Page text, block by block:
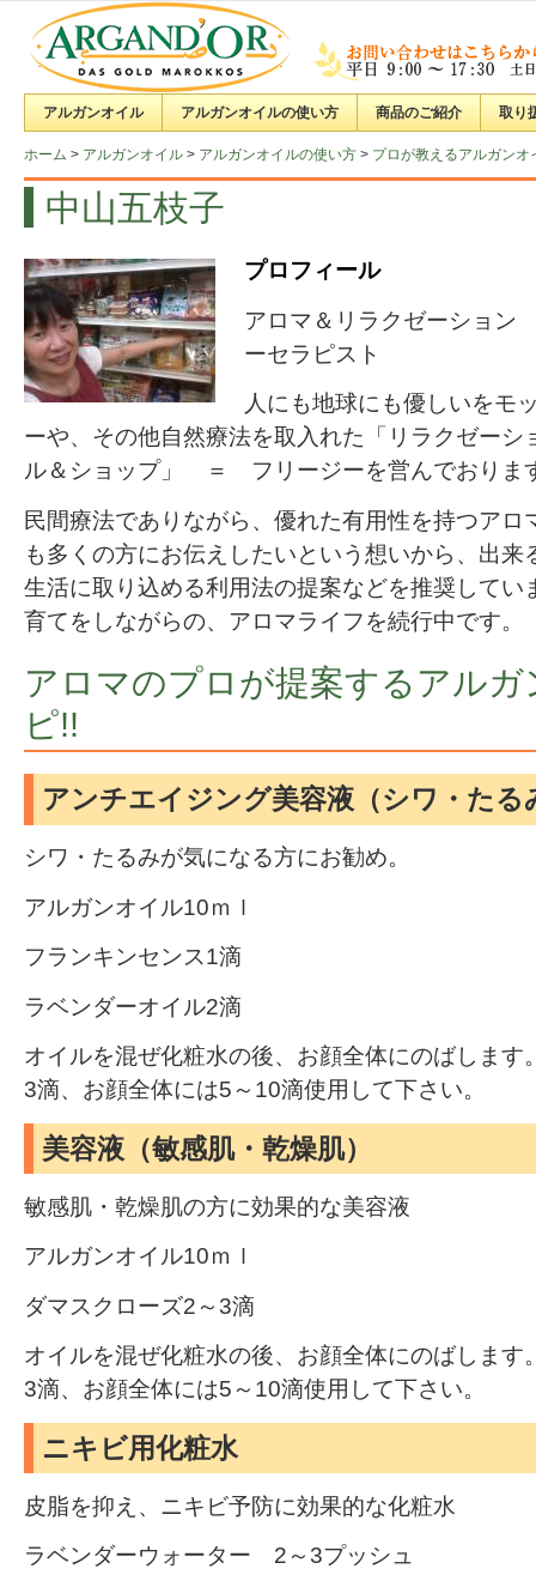
アルガンオイル アルガンオイルの使い方 商品のご紹介 取り
ホーム > アルガンオイル > アルガンオイルの使い方 > プロが教えるアルガンオ
中山五枝子
プロフィール
アロマ＆リラクゼーショ
ーセラピスト
人にも地球にも優しいをモ
ーや、その他自然療法を取入れた「リラクゼーシ
ル＆ショップ」 ＝ フリージーを営んでおりま
民間療法でありながら、優れた有用性を持つアロ
も多くの方にお伝えしたいという想いから、出来
生活に取り込める利用法の提案などを推奨してい
育てをしながらの、アロマライフを続行中です。
アロマのプロが提案するアル
ピ!!
アンチエイジング美容液（シワ・たる
シワ・たるみが気になる方にお勧め。
アルガンオイル10ｍｌ
フランキンセンス1滴
ラベンダーオイル2滴
オイルを混ぜ化粧水の後、お顔全体にのばします
3滴、お顔全体には5～10滴使用して下さい。
美容液（敏感肌・乾燥肌）
敏感肌・乾燥肌の方に効果的な美容液
アルガンオイル10ｍｌ
ダマスクローズ2～3滴
オイルを混ぜ化粧水の後、お顔全体にのばします
3滴、お顔全体には5～10滴使用して下さい。
ニキビ用化粧水
皮脂を抑え、ニキビ予防に効果的な化粧水
ラベンダーウォーター 2～3プッシュ